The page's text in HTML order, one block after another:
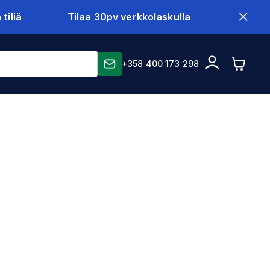
tiliä Tilaa 30pv verkkolaskulla
+358 400 173 298